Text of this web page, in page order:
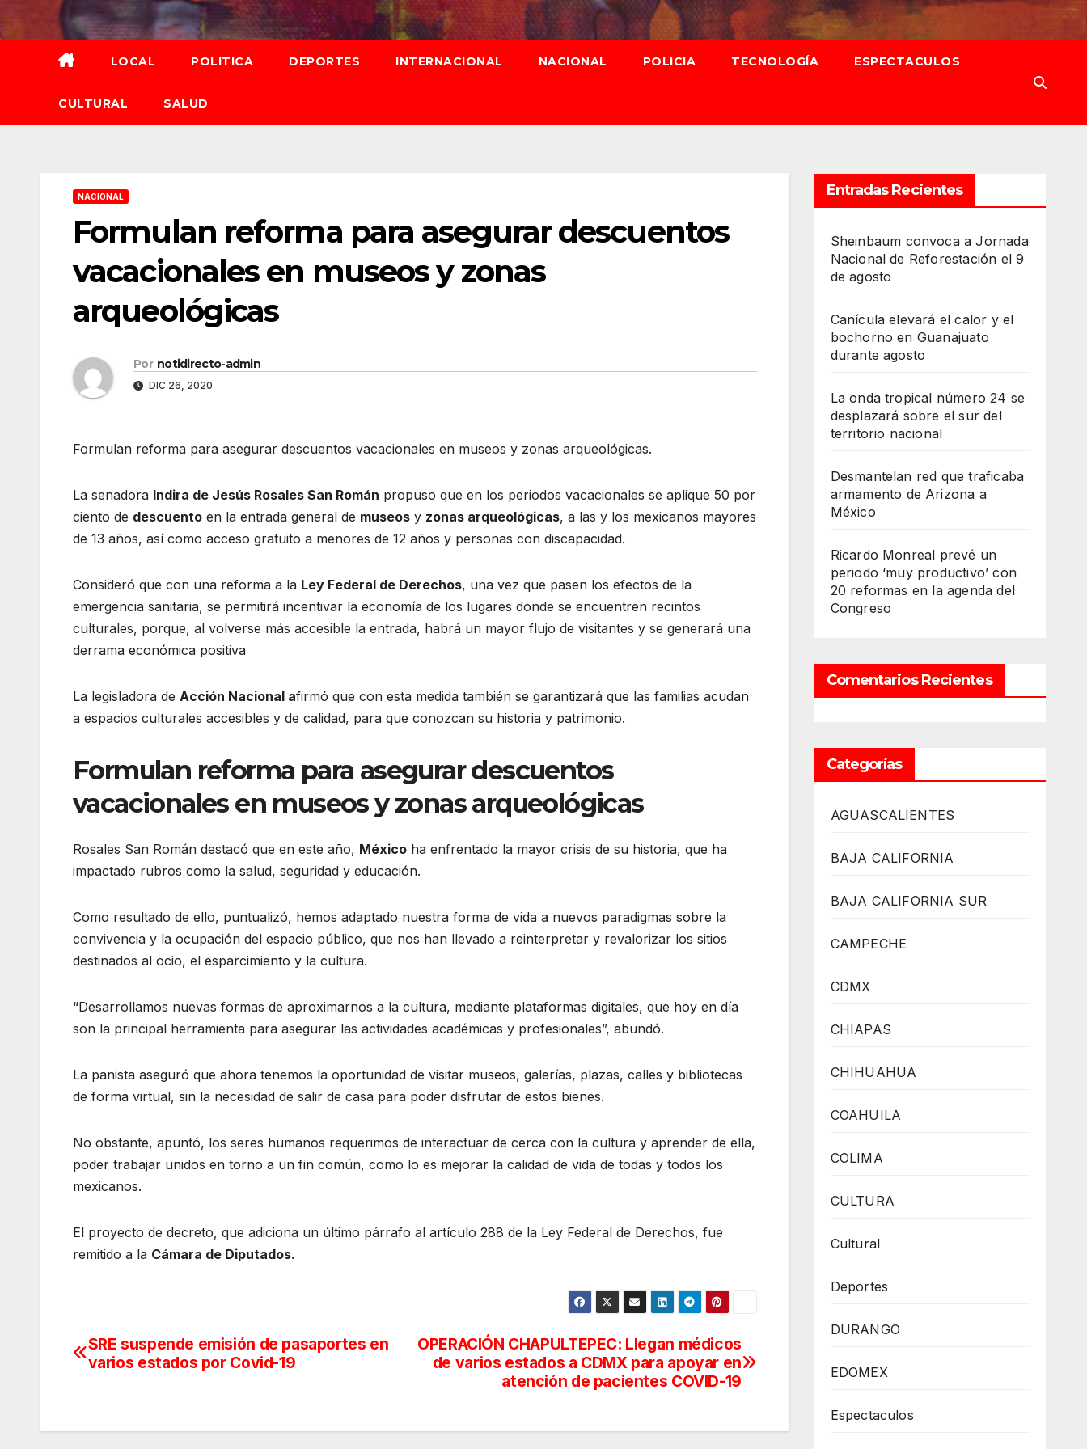
al
contenido
LOCAL POLITICA DEPORTES INTERNACIONAL NACIONAL POLICIA TECNOLOGÍA ESPECTACULOS
CULTURAL SALUD
NACIONAL
Formulan reforma para asegurar descuentos
vacacionales en museos y zonas
arqueológicas
Por notidirecto-admin
DIC 26, 2020
Formulan reforma para asegurar descuentos vacacionales en museos y zonas arqueológicas.
La senadora Indira de Jesús Rosales San Román propuso que en los periodos vacacionales se aplique 50 por
ciento de descuento en la entrada general de museos y zonas arqueológicas, a las y los mexicanos mayores
de 13 años, así como acceso gratuito a menores de 12 años y personas con discapacidad.
Consideró que con una reforma a la Ley Federal de Derechos, una vez que pasen los efectos de la
emergencia sanitaria, se permitirá incentivar la economía de los lugares donde se encuentren recintos
culturales, porque, al volverse más accesible la entrada, habrá un mayor flujo de visitantes y se generará una
derrama económica positiva
La legisladora de Acción Nacional afirmó que con esta medida también se garantizará que las familias acudan
a espacios culturales accesibles y de calidad, para que conozcan su historia y patrimonio.
Formulan reforma para asegurar descuentos
vacacionales en museos y zonas arqueológicas
Rosales San Román destacó que en este año, México ha enfrentado la mayor crisis de su historia, que ha
impactado rubros como la salud, seguridad y educación.
Como resultado de ello, puntualizó, hemos adaptado nuestra forma de vida a nuevos paradigmas sobre la
convivencia y la ocupación del espacio público, que nos han llevado a reinterpretar y revalorizar los sitios
destinados al ocio, el esparcimiento y la cultura.
“Desarrollamos nuevas formas de aproximarnos a la cultura, mediante plataformas digitales, que hoy en día
son la principal herramienta para asegurar las actividades académicas y profesionales”, abundó.
La panista aseguró que ahora tenemos la oportunidad de visitar museos, galerías, plazas, calles y bibliotecas
de forma virtual, sin la necesidad de salir de casa para poder disfrutar de estos bienes.
No obstante, apuntó, los seres humanos requerimos de interactuar de cerca con la cultura y aprender de ella,
poder trabajar unidos en torno a un fin común, como lo es mejorar la calidad de vida de todas y todos los
mexicanos.
El proyecto de decreto, que adiciona un último párrafo al artículo 288 de la Ley Federal de Derechos, fue
remitido a la Cámara de Diputados.
Navegación
OPERACIÓN CHAPULTEPEC: Llegan médicos
de varios estados a CDMX para apoyar en
atención de pacientes COVID-19
SRE suspende emisión de pasaportes en
varios estados por Covid-19
Entradas Recientes
Sheinbaum convoca a Jornada
Nacional de Reforestación el 9
de agosto
Canícula elevará el calor y el
bochorno en Guanajuato
durante agosto
La onda tropical número 24 se
desplazará sobre el sur del
territorio nacional
Desmantelan red que traficaba
armamento de Arizona a
México
Ricardo Monreal prevé un
periodo ‘muy productivo’ con
20 reformas en la agenda del
Congreso
Comentarios Recientes
Categorías
AGUASCALIENTES
BAJA CALIFORNIA
BAJA CALIFORNIA SUR
CAMPECHE
CDMX
CHIAPAS
CHIHUAHUA
COAHUILA
COLIMA
CULTURA
Cultural
Deportes
DURANGO
EDOMEX
Espectaculos